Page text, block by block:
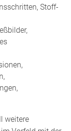
Stoff-
weitere